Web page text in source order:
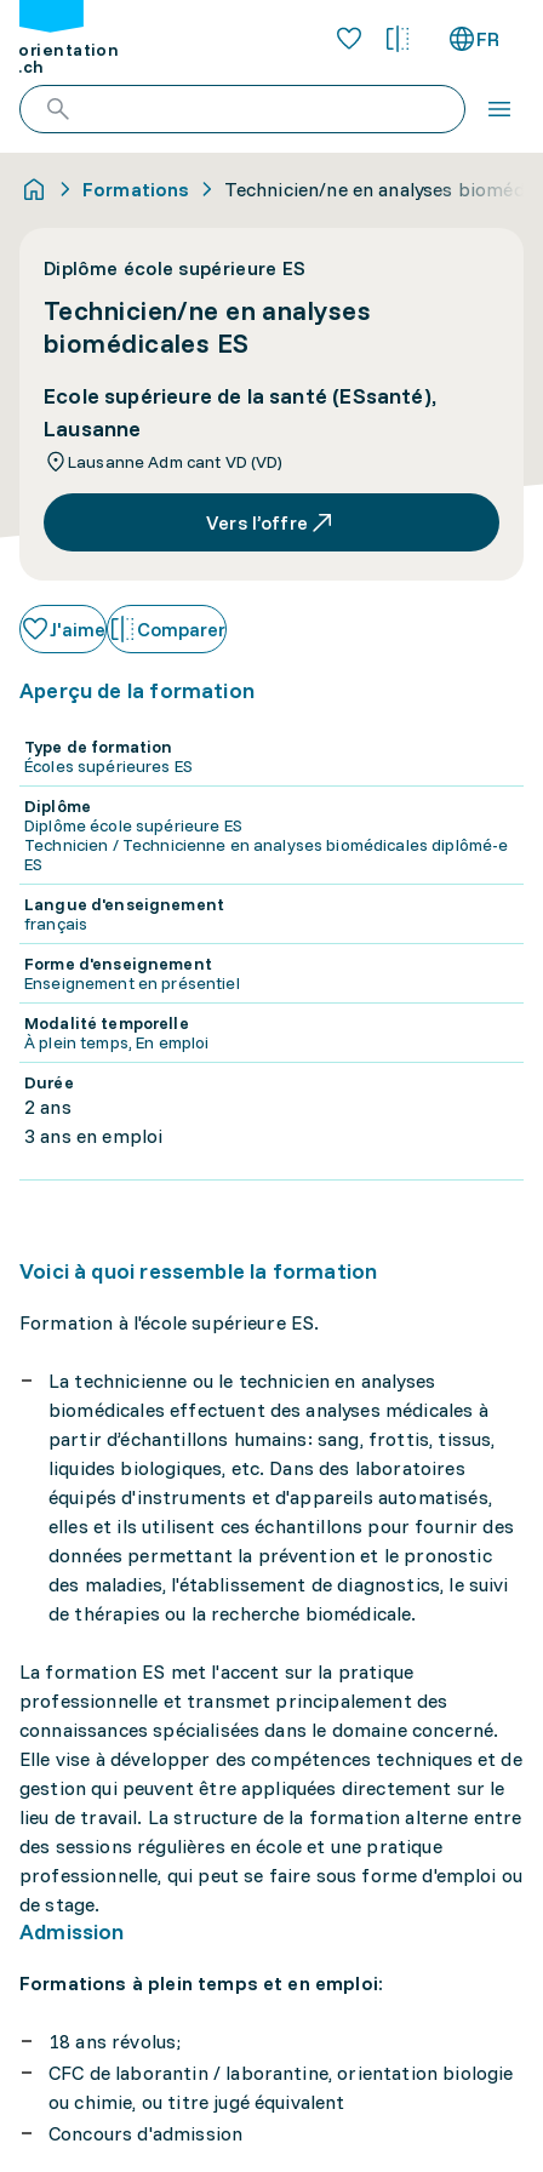
orientation
.ch
FR
Formations Technicien/ne en analyses
Diplôme école supérieure ES
Technicien/ne en analyses
biomédicales ES
Ecole supérieure de la santé (ESsanté),
Lausanne
Lausanne Adm cant VD (VD)
Vers l’offre
J'aime Comparer
Aperçu de la formation
Type de formation
Écoles supérieures ES
Diplôme
Diplôme école supérieure ES
Technicien / Technicienne en analyses biomédicales diplômé-e
ES
Langue d'enseignement
français
Forme d'enseignement
Enseignement en présentiel
Modalité temporelle
À plein temps, En emploi
Durée
2 ans
3 ans en emploi
Voici à quoi ressemble la formation
Formation à l'école supérieure ES.
La technicienne ou le technicien en analyses
biomédicales effectuent des analyses médicales à
partir d’échantillons humains: sang, frottis, tissus,
liquides biologiques, etc. Dans des laboratoires
équipés d'instruments et d'appareils automatisés,
elles et ils utilisent ces échantillons pour fournir des
données permettant la prévention et le pronostic
des maladies, l'établissement de diagnostics, le suivi
de thérapies ou la recherche biomédicale.
La formation ES met l'accent sur la pratique
professionnelle et transmet principalement des
connaissances spécialisées dans le domaine concerné.
Elle vise à développer des compétences techniques et de
gestion qui peuvent être appliquées directement sur le
lieu de travail. La structure de la formation alterne entre
des sessions régulières en école et une pratique
professionnelle, qui peut se faire sous forme d'emploi ou
de stage.
Admission
Formations à plein temps et en emploi:
18 ans révolus;
CFC de laborantin / laborantine, orientation biologie
ou chimie, ou titre jugé équivalent
Concours d'admission